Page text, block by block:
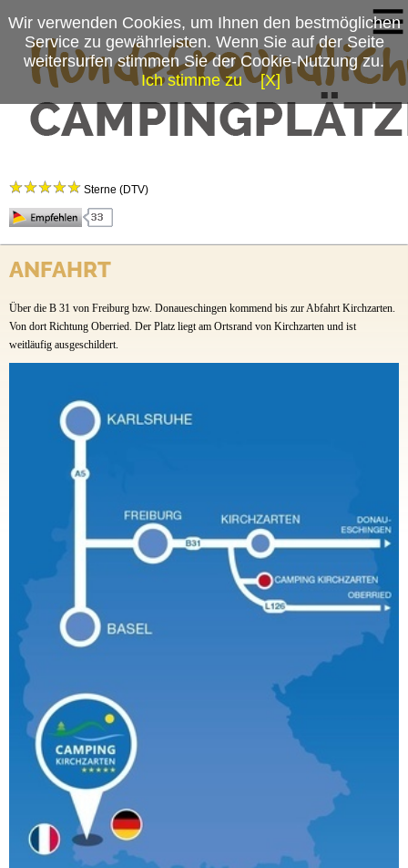
Campingplatzmenü
Preise & Prospekte
Anfahrt
News
Sterne (DTV)
Camping Kirchzarten
Dietenbacher Str. 17
Tel.:07661 / 9040910
ANFAHRT
Über die B 31 von Freiburg bzw. Donaueschingen kommend bis zur Abfahrt Kirchzarten.
Von dort Richtung Oberried. Der Platz liegt am Ortsrand von Kirchzarten und ist
weitläufig ausgeschildert.
Wir verwenden Cookies, um Ihnen den bestmöglichen
Service zu gewährleisten. Wenn Sie auf der Seite
weitersurfen stimmen Sie der Cookie-Nutzung zu.
Ich stimme zu
[X]